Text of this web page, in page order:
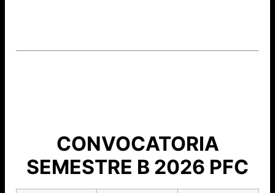
CONVOCATORIA
SEMESTRE B 2026 PFC